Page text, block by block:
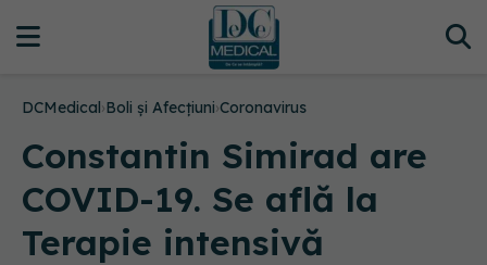
DCMedical›Boli și Afecțiuni›Coronavirus
Constantin Simirad are
COVID-19. Se află la
Terapie intensivă